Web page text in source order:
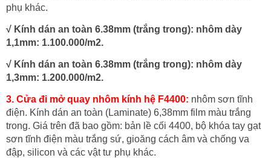
phụ khác.
√ Kính dán an toàn 6.38mm (trắng trong): nhôm dày
1,1mm: 1.100.000/m2.
√ Kính dán an toàn 6.38mm (trắng trong): nhôm dày
1,3mm: 1.200.000/m2.
3. Cửa đi mở quay nhôm kính hệ F4400: nhôm sơn tĩnh
điện. Kính dán an toàn (Laminate) 6,38mm film màu trắng
trong. Giá trên đã bao gồm: bản lề cối 4400, bộ khóa tay gạt
sơn tĩnh điện màu trắng sứ, gioăng cách âm và chống va
đập, silicon và các vật tư phụ khác.